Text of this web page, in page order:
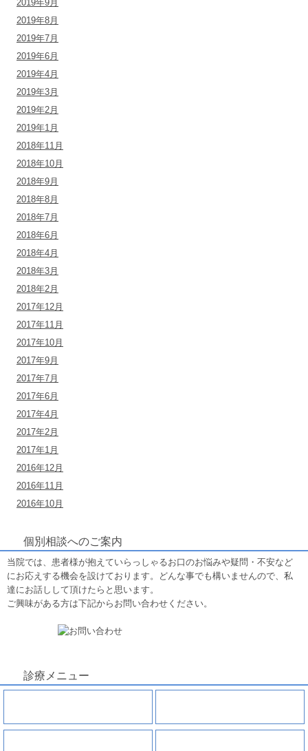
2019年9月
2019年8月
2019年7月
2019年6月
2019年4月
2019年3月
2019年2月
2019年1月
2018年11月
2018年10月
2018年9月
2018年8月
2018年7月
2018年6月
2018年4月
2018年3月
2018年2月
2017年12月
2017年11月
2017年10月
2017年9月
2017年7月
2017年6月
2017年4月
2017年2月
2017年1月
2016年12月
2016年11月
2016年10月
個別相談へのご案内
当院では、患者様が抱えていらっしゃるお口のお悩みや疑問・不安など
にお応えする機会を設けております。どんな事でも構いませんので、私
達にお話しして頂けたらと思います。
ご興味がある方は下記からお問い合わせください。
診療メニュー